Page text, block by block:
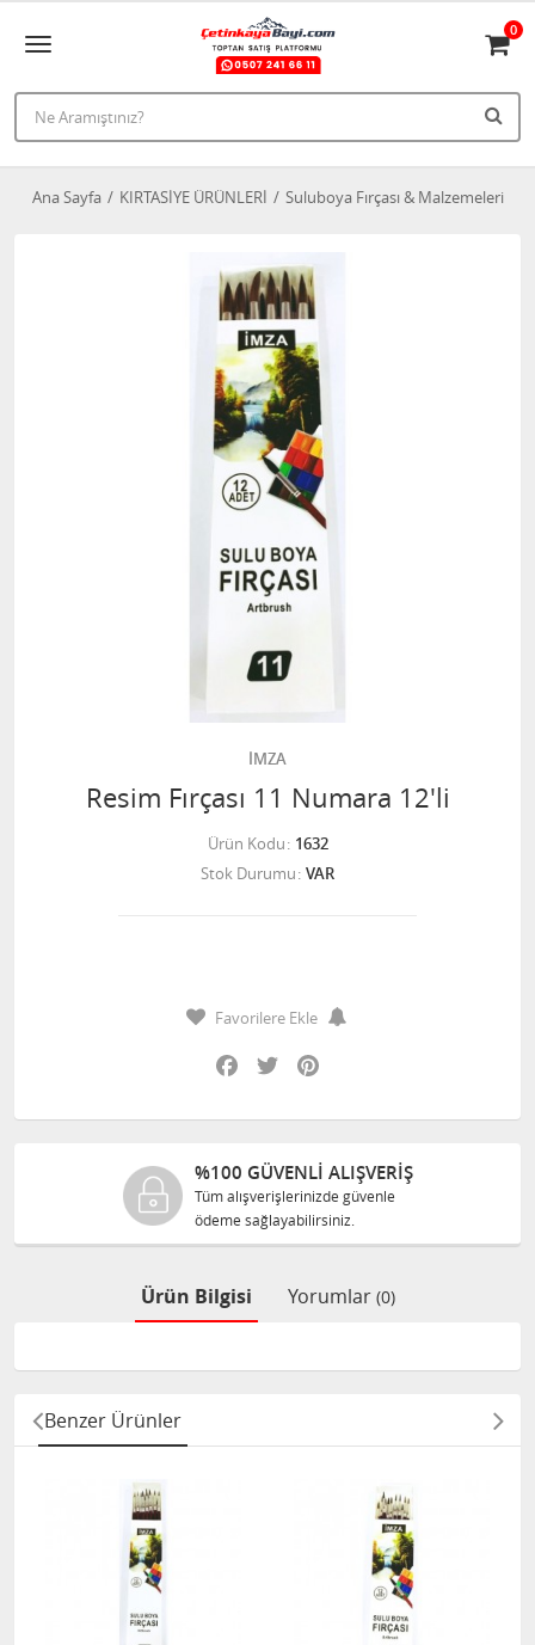
0
Ana Sayfa KIRTASİYE ÜRÜNLERİ Suluboya Fırçası & Malzemeleri
İMZA
Resim Fırçası 11 Numara 12'li
Ürün Kodu 1632
Stok Durumu VAR
Favorilere Ekle
Facebook
Twitter
%100 GÜVENLİ ALIŞVERİŞ
Tüm alışverişlerinizde güvenle
ödeme sağlayabilirsiniz.
Ürün Bilgisi Yorumlar (0)
Benzer Ürünler